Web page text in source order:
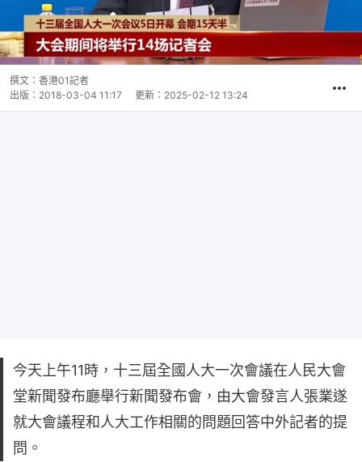
撰文： 香港01記者
出版： 2018-03-04 11:17 更新： 2025-02-12 13:24
今天上午11時，十三屆全國人大一次會議在人民大會
堂新聞發布廳舉行新聞發布會，由大會發言人張業遂
就大會議程和人大工作相關的問題回答中外記者的提
問。